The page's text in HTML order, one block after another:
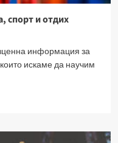
спорт и отдих
информация за
искаме да научим